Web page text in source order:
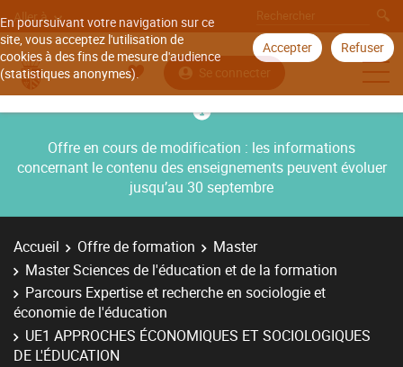
En poursuivant votre navigation sur ce
site, vous acceptez l'utilisation de
cookies à des fins de mesure d'audience
(statistiques anonymes).
Accepter Refuser
Aller à
Se connecter
Offre en cours de modification : les informations
concernant le contenu des enseignements peuvent évoluer
jusqu’au 30 septembre
Accueil Offre de formation
Master
Master Sciences de l'éducation et de la formation
Parcours Expertise et recherche en sociologie et
économie de l'éducation
UE1 APPROCHES ÉCONOMIQUES ET SOCIOLOGIQUES
DE L'ÉDUCATION